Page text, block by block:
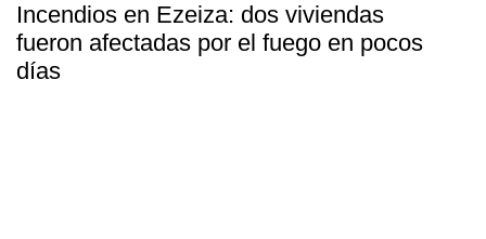
Incendios en Ezeiza: dos viviendas
fueron afectadas por el fuego en pocos
días